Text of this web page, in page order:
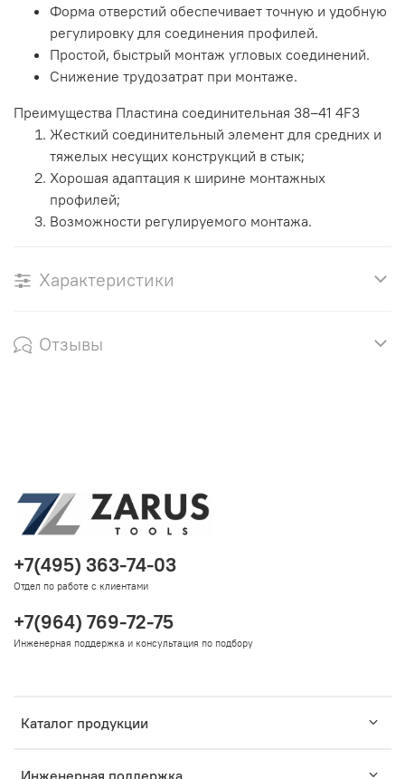
Форма отверстий обеспечивает точную и удобную
регулировку для соединения профилей.
Простой, быстрый монтаж угловых соединений.
Снижение трудозатрат при монтаже.
Преимущества Пластина соединительная 38–41 4F3
Жесткий соединительный элемент для средних и
тяжелых несущих конструкций в стык;
Хорошая адаптация к ширине монтажных
профилей;
Возможности регулируемого монтажа.
Характеристики
Отзывы
Каталог продукции
+7(495) 363-74-03
Отдел по работе с клиентами
+7(964) 769-72-75
Инженерная поддержка и консультация по подбору